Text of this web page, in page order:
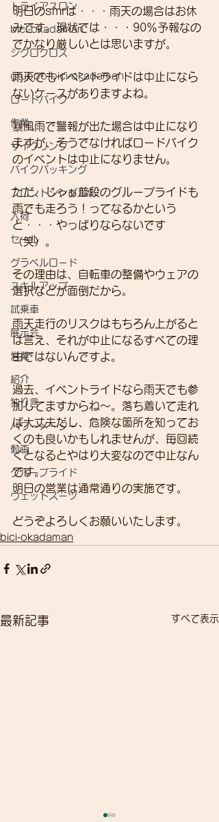
トライアスロン
bici-okadaman
シクロクロス
gruppo bici-okadaman
ロードバイク
作業
サイクリング
バイクパッキング
フロントシングル化
入荷
セール
グラベルロード
スキルアップ
試乗車
展示会
営業
紹介
独り言
パワーメーター
動画
グループライド
ウェットスーツ
明日のsmrは・・・雨天の場合はお休
みです。現状では・・・90％予報なの
でかなり厳しいとは思いますが。
雨天でもイベントライドは中止になら
ないケースがありますよね。
暴風雨で警報が出た場合は中止になり
ますが、そうでなければロードバイク
のイベントは中止になりません。
ただ、じゃぁ普段のグループライドも
雨でも走ろう！ってなるかという
と・・・やっぱりならないです
（笑）。
その理由は、自転車の整備やウェアの
選択などが面倒だから。
雨天走行のリスクはもちろん上がると
は言え、それが中止になるすべての理
由ではないんですよ。
過去、イベントライドなら雨天でも参
加してますからね～。落ち着いて走れ
ば大丈夫だし、危険な箇所を知ってお
くのも良いかもしれませんが、毎回続
くとなるとやはり大変なので中止なん
です。
明日の営業は通常通りの実施です。
どうぞよろしくお願いいたします。
bici-okadaman
最新記事 すべて表示